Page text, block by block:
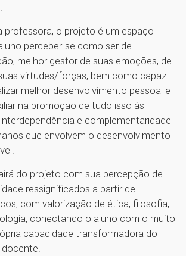
professora, o projeto é um espaço
perceber-se como ser de
melhor gestor de suas emoções, de
virtudes/forças, bem como capaz
melhor desenvolvimento pessoal e
na promoção de tudo isso às
e complementaridade
que envolvem o desenvolvimento
do projeto com sua percepção de
ressignificados a partir de
com valorização de ética, filosofia,
conectando o aluno com o muito
capacidade transformadora do
docente.